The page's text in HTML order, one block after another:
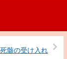
骸の受け入れ